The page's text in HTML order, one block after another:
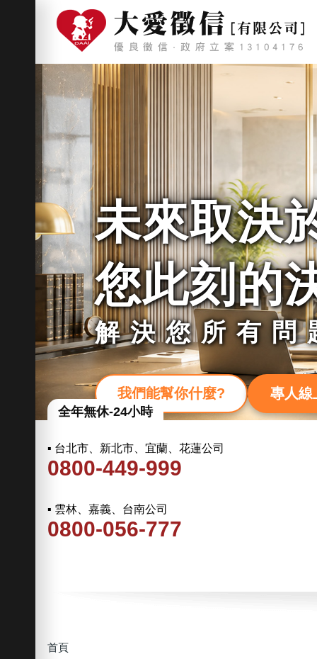
未來取決
您此刻的
解決您所有問
我們能幫你什麼? 專人線
全年無休-24小時
▪ 台北市、新北市、宜蘭、花蓮公司
0800-449-999
▪ 雲林、嘉義、台南公司
0800-056-777
首頁